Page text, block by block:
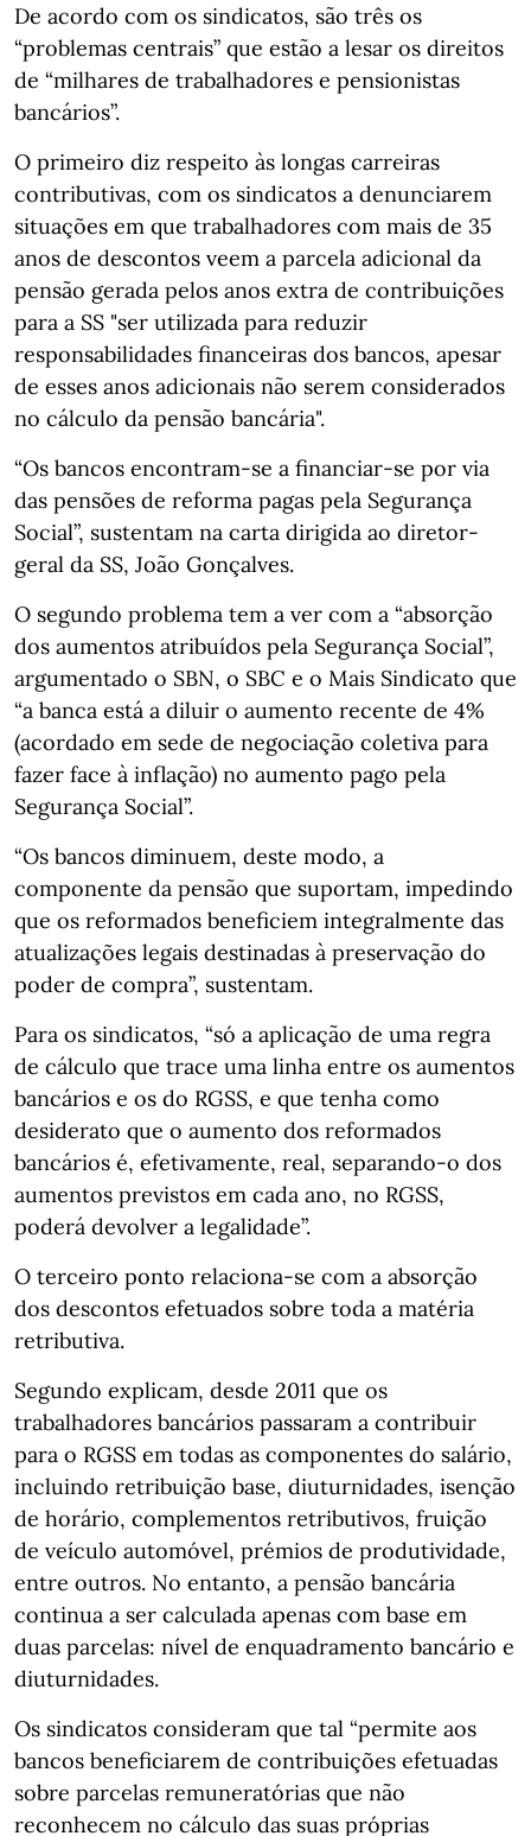
De acordo com os sindicatos, são três os
“problemas centrais” que estão a lesar os direitos
de “milhares de trabalhadores e pensionistas
bancários”.
O primeiro diz respeito às longas carreiras
contributivas, com os sindicatos a denunciarem
situações em que trabalhadores com mais de 35
anos de descontos veem a parcela adicional da
pensão gerada pelos anos extra de contribuições
para a SS "ser utilizada para reduzir
responsabilidades financeiras dos bancos, apesar
de esses anos adicionais não serem considerados
no cálculo da pensão bancária".
“Os bancos encontram-se a financiar-se por via
das pensões de reforma pagas pela Segurança
Social”, sustentam na carta dirigida ao diretor-
geral da SS, João Gonçalves.
O segundo problema tem a ver com a “absorção
dos aumentos atribuídos pela Segurança Social”,
argumentado o SBN, o SBC e o Mais Sindicato que
“a banca está a diluir o aumento recente de 4%
(acordado em sede de negociação coletiva para
fazer face à inflação) no aumento pago pela
Segurança Social”.
“Os bancos diminuem, deste modo, a
componente da pensão que suportam, impedindo
que os reformados beneficiem integralmente das
atualizações legais destinadas à preservação do
poder de compra”, sustentam.
Para os sindicatos, “só a aplicação de uma regra
de cálculo que trace uma linha entre os aumentos
bancários e os do RGSS, e que tenha como
desiderato que o aumento dos reformados
bancários é, efetivamente, real, separando-o dos
aumentos previstos em cada ano, no RGSS,
poderá devolver a legalidade”.
O terceiro ponto relaciona-se com a absorção
dos descontos efetuados sobre toda a matéria
retributiva.
Segundo explicam, desde 2011 que os
trabalhadores bancários passaram a contribuir
para o RGSS em todas as componentes do salário,
incluindo retribuição base, diuturnidades, isenção
de horário, complementos retributivos, fruição
de veículo automóvel, prémios de produtividade,
entre outros. No entanto, a pensão bancária
continua a ser calculada apenas com base em
duas parcelas: nível de enquadramento bancário e
diuturnidades.
Os sindicatos consideram que tal “permite aos
bancos beneficiarem de contribuições efetuadas
sobre parcelas remuneratórias que não
reconhecem no cálculo das suas próprias